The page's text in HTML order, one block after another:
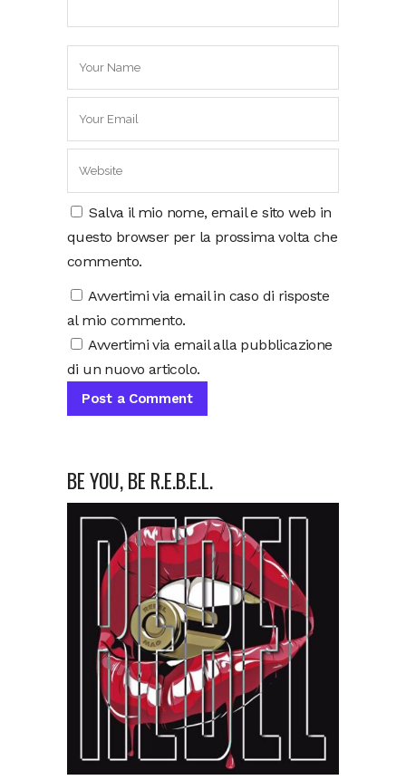
Salva il mio nome, email e sito web in
questo browser per la prossima volta che
commento.
Avvertimi via email in caso di risposte
al mio commento.
Avvertimi via email alla pubblicazione
di un nuovo articolo.
BE YOU, BE R.E.B.E.L.